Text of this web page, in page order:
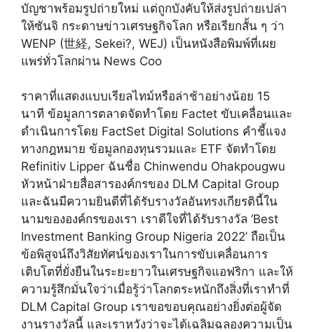
บัญชาพร้อมรูปถ่ายใหม่ แต่ถูกบังคับให้ส่งรูปถ่ายเปล่า
ให้ซันจิ กระดาษข่าวเศรษฐกิจโลก หรือเรียกสั้น ๆ ว่า
WENP (世経, Sekei?, WEJ) เป็นหนังสือพิมพ์ที่เผย
แพร่ทั่วโลกผ่าน News Coo
ราคาที่แสดงแบบเรียลไทม์หรือล่าช้าอย่างน้อย 15
นาที ข้อมูลการตลาดจัดทำโดย Factet ขับเคลื่อนและ
ดำเนินการโดย FactSet Digital Solutions คำชี้แจง
ทางกฎหมาย ข้อมูลกองทุนรวมและ ETF จัดทำโดย
Refinitiv Lipper ฉันชื่อ Chinwendu Ohakpougwu
หัวหน้าฝ่ายสื่อสารองค์กรของ DLM Capital Group
และฉันมีความยินดีที่ได้รับรางวัลอันทรงเกียรตินี้ใน
นามขององค์กรของเรา เราดีใจที่ได้รับรางวัล ‘Best
Investment Banking Group Nigeria 2022’ ถือเป็น
ข้อพิสูจน์ถึงวิสัยทัศน์ของเราในการขับเคลื่อนการ
เติบโตที่ยั่งยืนในระยะยาวในเศรษฐกิจแอฟริกา และให้
ความรู้สึกมั่นใจว่าเมื่อรู้ว่าโลกตระหนักถึงสิ่งที่เราทำที่
DLM Capital Group เราขอขอบคุณอย่างยิ่งต่อผู้จัด
งานรางวัลนี้ และเราหวังว่าจะได้เฉลิมฉลองความเป็น